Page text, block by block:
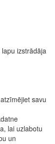
izstrādāja
savu
lai uzlabotu
un